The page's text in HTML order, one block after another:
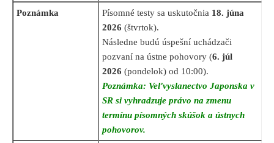
Poznámka Písomné testy sa uskutočnia 18. júna
2026 (štvrtok).
Následne budú úspešní uchádzači
pozvaní na ústne pohovory (6. júl
2026 (pondelok) od 10:00).
Poznámka: Veľvyslanectvo Japonska v
SR si vyhradzuje právo na zmenu
termínu písomných skúšok a ústnych
pohovorov.